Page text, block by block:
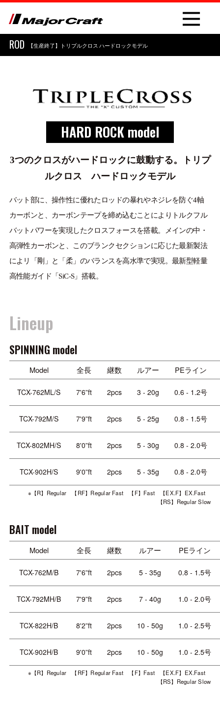
PRODUCT
ROD
LURE
OTHER
ONLINE SHOP
OVERSEAS
CUSTOMER
CATALOGUE
MAJOR CRAFT FACTORY
ROD 【生産終了】トリプルクロス ハードロックモデル
HARD ROCK model
3つのクロスがハードロックに鼓動する。トリプ
ルクロス ハードロックモデル
バット部に、操作性に優れたロッドの暴れやネジレを防ぐ4軸
カーボンと、カーボンテープを締め込むことによりトルクフル
バットパワーを実現したクロスフォースを搭載。メインの中・
高弾性カーボンと、このブランクセクションに応じた最新製法
によリ「剛」と「柔」のバランスを高水準で実現。最新型軽量
高性能ガイド「SiC-S」搭載。
Lineup
SPINNING model
Model 全長 継数 ルアー PEライン
TCX-762ML/S 7'6”ft 2pcs 3 - 20g 0.6 - 1.2号
TCX-792M/S 7'9”ft 2pcs 5 - 25g 0.8 - 1.5号
TCX-802MH/S 8'0”ft 2pcs 5 - 30g 0.8 - 2.0号
TCX-902H/S 9'0”ft 2pcs 5 - 35g 0.8 - 2.0号
※【R】Regular 【RF】Regular Fast 【F】Fast 【EX.F】EX.Fast
【RS】Regular Slow
BAIT model
Model 全長 継数 ルアー PEライン
TCX-762M/B 7'6”ft 2pcs 5 - 35g 0.8 - 1.5号
TCX-792MH/B 7'9”ft 2pcs 7 - 40g 1.0 - 2.0号
TCX-822H/B 8'2”ft 2pcs 10 - 50g 1.0 - 2.5号
TCX-902H/B 9'0”ft 2pcs 10 - 50g 1.0 - 2.5号
※【R】Regular 【RF】Regular Fast 【F】Fast 【EX.F】EX.Fast
【RS】Regular Slow